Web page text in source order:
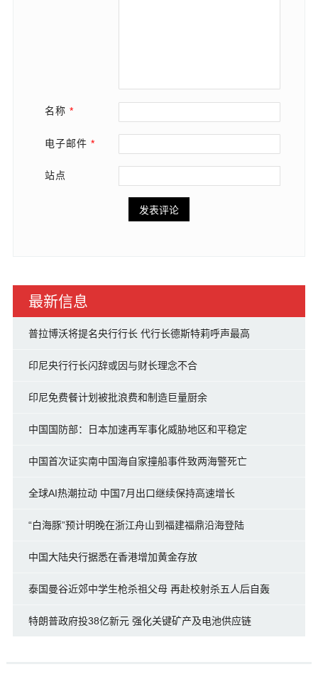
名称 *
电子邮件 *
站点
最新信息
普拉博沃将提名央行行长 代行长德斯特莉呼声最高
印尼央行行长闪辞或因与财长理念不合
印尼免费餐计划被批浪费和制造巨量厨余
中国国防部：日本加速再军事化威胁地区和平稳定
中国首次证实南中国海自家撞船事件致两海警死亡
全球AI热潮拉动 中国7月出口继续保持高速增长
“白海豚”预计明晚在浙江舟山到福建福鼎沿海登陆
中国大陆央行据悉在香港增加黄金存放
泰国曼谷近郊中学生枪杀祖父母 再赴校射杀五人后自轰
特朗普政府投38亿新元 强化关键矿产及电池供应链